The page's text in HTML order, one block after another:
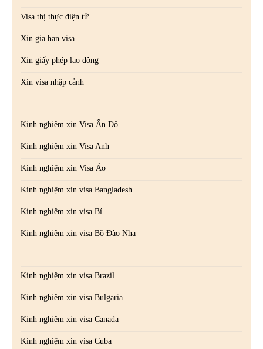
Visa thị thực điện tử
Xin gia hạn visa
Xin giấy phép lao động
Xin visa nhập cảnh
Kinh nghiệm xin Visa Ấn Độ
Kinh nghiệm xin Visa Anh
Kinh nghiệm xin Visa Áo
Kinh nghiệm xin visa Bangladesh
Kinh nghiệm xin visa Bỉ
Kinh nghiệm xin visa Bồ Đào Nha
Kinh nghiệm xin visa Brazil
Kinh nghiệm xin visa Bulgaria
Kinh nghiệm xin visa Canada
Kinh nghiệm xin visa Cuba